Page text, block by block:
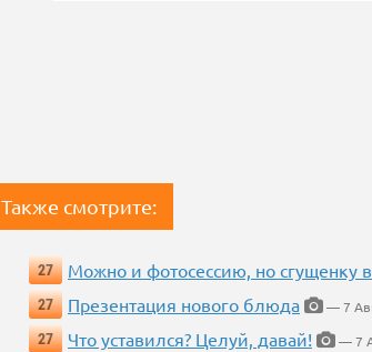
Также смотрите:
27 Можно и фотосессию, но сгущенку
27
Презентация нового блюда
— 7
27
Что уставился? Целуй, давай!
— 7